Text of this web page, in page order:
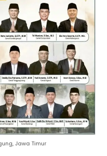
Jawa Timur